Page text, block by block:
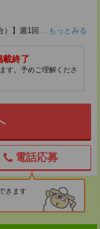
）】週1回 ...もっとみる
載終了
す。予めご理解くださ
電話応募
きます